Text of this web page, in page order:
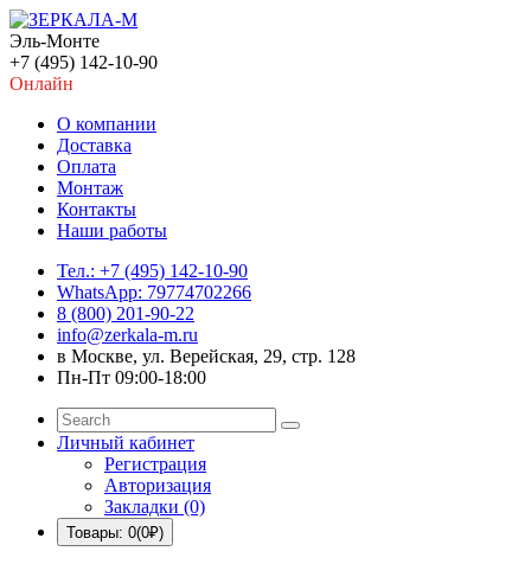
Эль-Монте
+7 (495) 142-10-90
Онлайн
О компании
Доставка
Оплата
Монтаж
Контакты
Наши работы
Тел.: +7 (495) 142-10-90
WhatsApp: 79774702266
8 (800) 201-90-22
info@zerkala-m.ru
в Москве, ул. Верейская, 29, стр. 128
Пн-Пт 09:00-18:00
Личный кабинет
Регистрация
Авторизация
Закладки (0)
Товары: 0(0₽)